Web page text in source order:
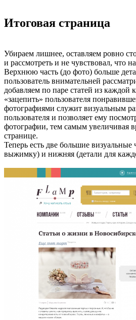
Итоговая страница
Убираем лишнее, оставляем ровно
и рассмотреть и не чувствовал, что
Верхнюю часть (до фото) больше
пользователь внимательней
добавляем по паре статей из каждой
«зацепить» пользователя
фотографиями служит визуальным
пользователя и позволяет ему
фотографии, тем самым увеличивая
странице.
Теперь есть две большие визуальные
выжимку) и нижняя (детали для